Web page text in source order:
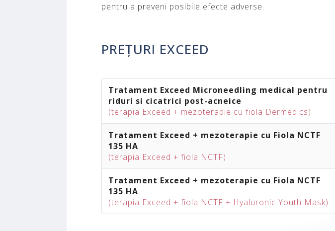
pentru a preveni posibile efecte adverse.
PREȚURI EXCEED
Tratament Exceed Microneedling medical pentru
riduri si cicatrici post-acneice
(terapia Exceed + mezoterapie cu fiola Dermedics)
Tratament Exceed + mezoterapie cu Fiola NCTF
135 HA
(terapia Exceed + fiola NCTF)
Tratament Exceed + mezoterapie cu Fiola NCTF
135 HA
(terapia Exceed + fiola NCTF + Hyaluronic Youth Mask)